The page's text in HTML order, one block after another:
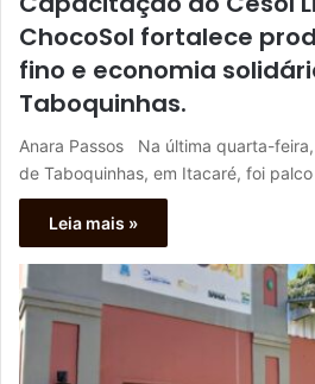
ChocoSol fortalece
fino e economia
Taboquinhas.
Anara Passos Na última quarta-
de Taboquinhas, em Itacaré, foi
Leia mais »